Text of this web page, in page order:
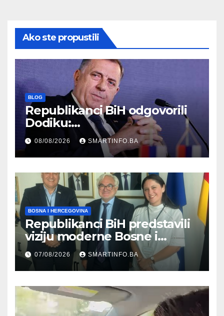
Ako ste propustili
BLOG
Republikanci BiH odgovorili
Dodiku:
Bosanskohercegovačka
kultura postoji i pripada svim
građanima
08/08/2026 SMARTINFO.BA
BOSNA I HERCEGOVINA
Republikanci BiH predstavili
viziju moderne Bosne i
Hercegovine ambasadoru
Njemačke
07/08/2026 SMARTINFO.BA